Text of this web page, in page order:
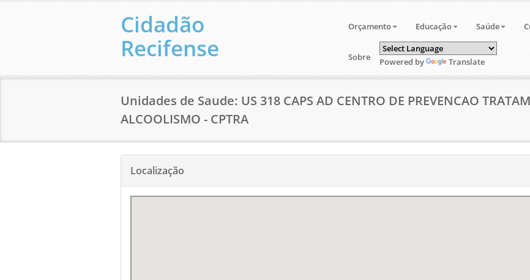
Cidadão
Recifense
Orçamento Educação Saúde
Sobre Powered by Translate
Unidades de Saude: US 318 CAPS AD CENTRO DE PREVENCAO
ALCOOLISMO - CPTRA
Localização